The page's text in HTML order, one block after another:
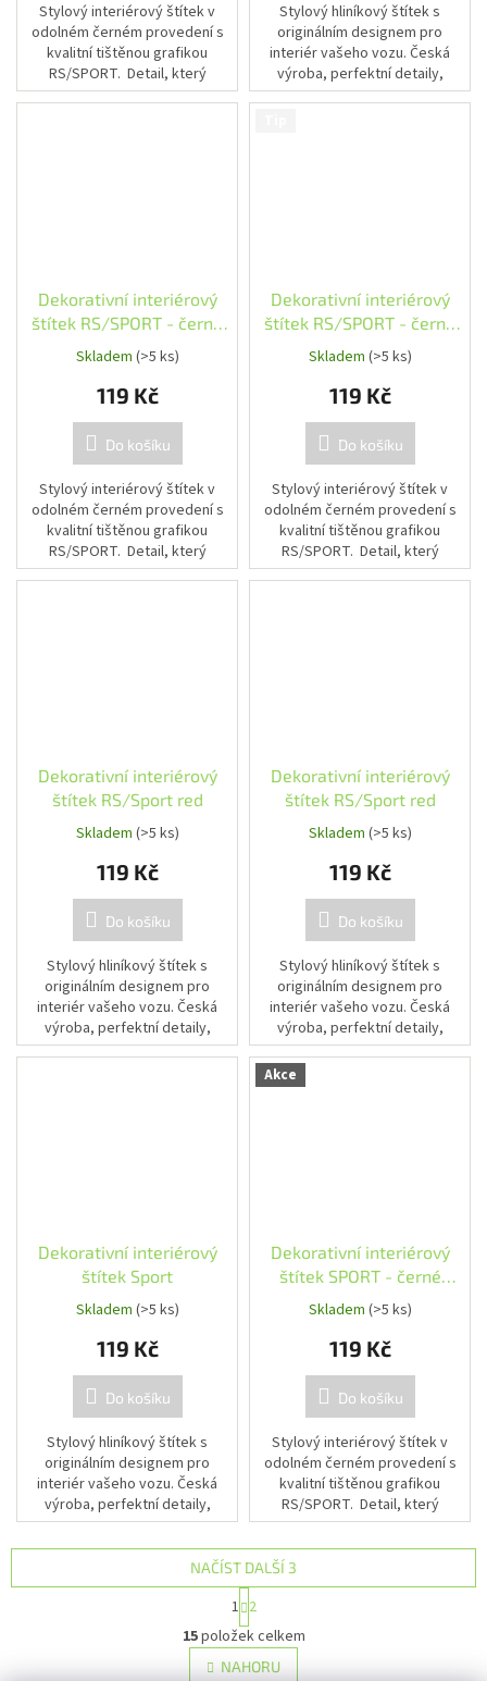
Stylový interiérový štítek v
odolném černém provedení s
kvalitní tištěnou grafikou
RS/SPORT. Detail, který
zvýrazní sportovní charakter
Stylový hliníkový štítek s
originálním designem pro
interiér vašeho vozu. Česká
výroba, perfektní detaily,
profesionální vzhled.
Dekorativní interiérový
štítek RS/SPORT - černé
provedení
Skladem (>5 ks)
119 Kč
Do košíku
Stylový interiérový štítek v
odolném černém provedení s
kvalitní tištěnou grafikou
RS/SPORT. Detail, který
zvýrazní sportovní charakter
Dekorativní interiérový
štítek RS/SPORT - černé
provedení, modrý detail
Skladem (>5 ks)
119 Kč
Do košíku
Stylový interiérový štítek v
odolném černém provedení s
kvalitní tištěnou grafikou
RS/SPORT. Detail, který
zvýrazní sportovní charakter
Dekorativní interiérový
štítek RS/Sport red
Skladem (>5 ks)
119 Kč
Do košíku
Stylový hliníkový štítek s
originálním designem pro
interiér vašeho vozu. Česká
výroba, perfektní detaily,
profesionální vzhled.
Dekorativní interiérový
štítek RS/Sport red
Skladem (>5 ks)
119 Kč
Do košíku
Stylový hliníkový štítek s
originálním designem pro
interiér vašeho vozu. Česká
výroba, perfektní detaily,
profesionální vzhled.
Dekorativní interiérový
štítek Sport
Skladem (>5 ks)
119 Kč
Do košíku
Stylový hliníkový štítek s
originálním designem pro
interiér vašeho vozu. Česká
výroba, perfektní detaily,
profesionální vzhled.
Akce
Dekorativní interiérový
štítek SPORT - černé
provedení
Skladem (>5 ks)
119 Kč
Do košíku
Stylový interiérový štítek v
odolném černém provedení s
kvalitní tištěnou grafikou
RS/SPORT. Detail, který
zvýrazní sportovní charakter
interiéru. Snadná montáž díky...
O
v
l
NAČÍST DALŠÍ 3
t
r
á
n
1 2
15položek celkem
NAHORU